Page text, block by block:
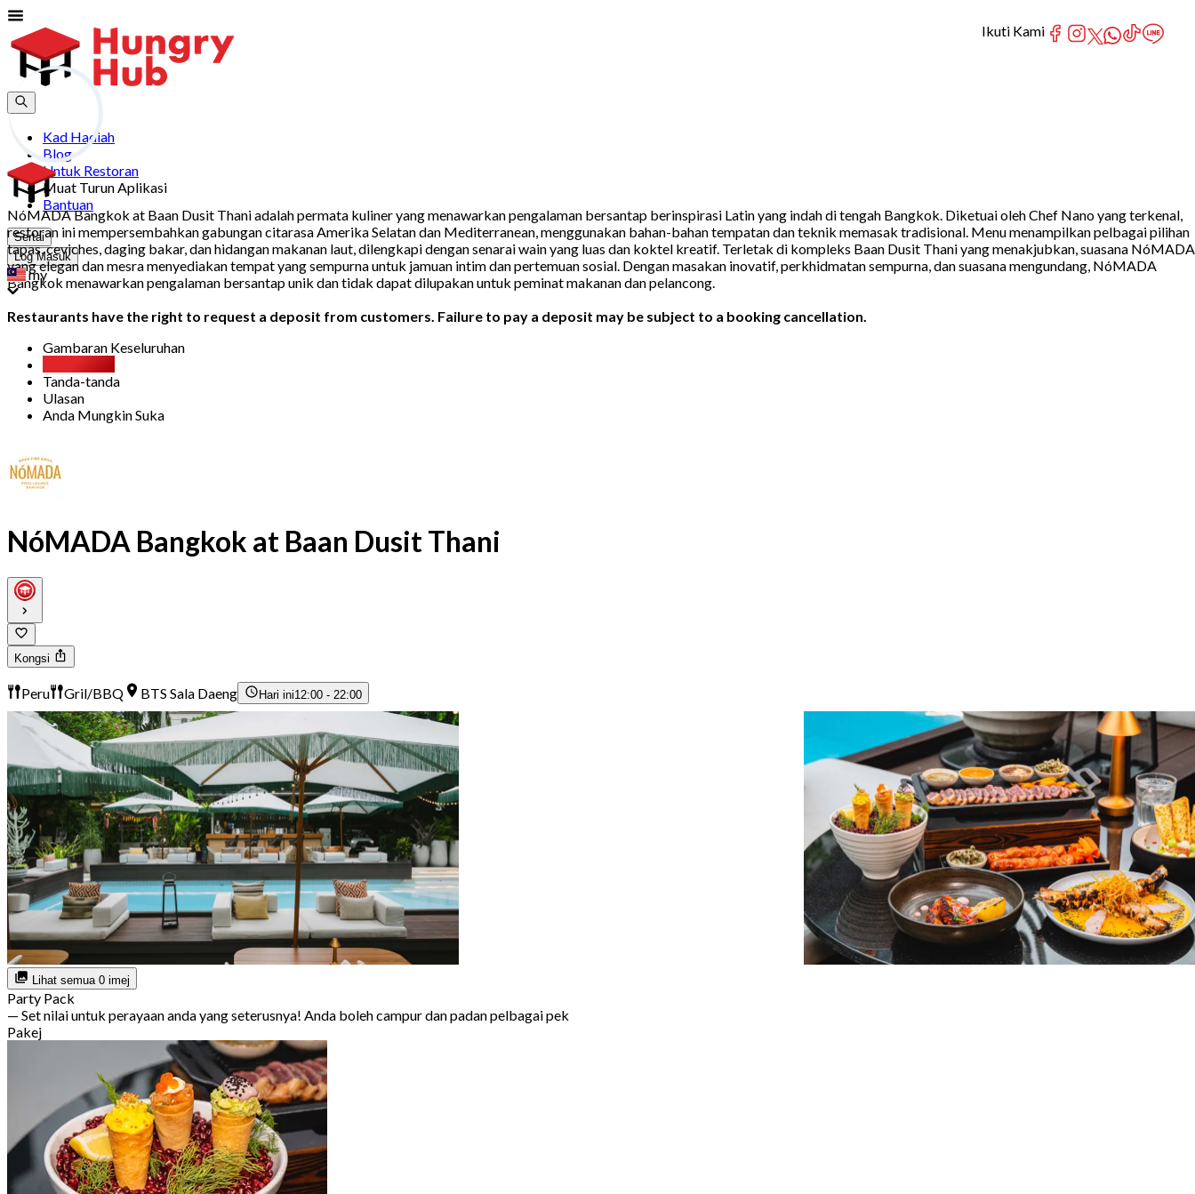
Kad Hadiah
Blog
Untuk Restoran
Muat Turun Aplikasi
Bantuan
Sertai
Log Masuk
my
NóMADA Bangkok at Baan Dusit Thani adalah permata kuliner yang menawarkan pengalaman bersantap berinspirasi Latin yang indah di tengah Bangkok. Diketuai oleh Chef Nano yang terkenal,
restoran ini mempersembahkan gabungan citarasa Amerika Selatan dan Mediterranean, menggunakan bahan-bahan tempatan dan teknik memasak tradisional. Menu menampilkan pelbagai pilihan
tapas, ceviches, daging bakar, dan hidangan makanan laut, dilengkapi dengan senarai wain yang luas dan koktel kreatif. Terletak di kompleks Baan Dusit Thani yang menakjubkan, suasana NóMADA
yang elegan dan mesra menyediakan tempat yang sempurna untuk jamuan intim dan pertemuan sosial. Dengan masakan inovatif, perkhidmatan sempurna, dan suasana mengundang, NóMADA
Bangkok menawarkan pengalaman bersantap unik dan tidak dapat dilupakan untuk peminat makanan dan pelancong.
Restaurants have the right to request a deposit from customers. Failure to pay a deposit may be subject to a booking cancellation.
Gambaran Keseluruhan
Tanda-tanda
Ulasan
Anda Mungkin Suka
NóMADA Bangkok at Baan Dusit Thani
Kongsi
Peru Gril/BBQ BTS Sala Daeng Hari ini12:00 - 22:00
Lihat semua 0 imej
Party Pack
— Set nilai untuk perayaan anda yang seterusnya! Anda boleh campur dan padan pelbagai pek
Pakej
Ikuti Kami